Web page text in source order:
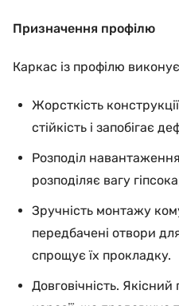
Призначення профілю
Каркас із профілю
Жорсткість
стійкість і запобігає
Розподіл
розподіляє вагу
Зручність монтажу
передбачені отвори
спрощує їх прокладку.
Довговічність.